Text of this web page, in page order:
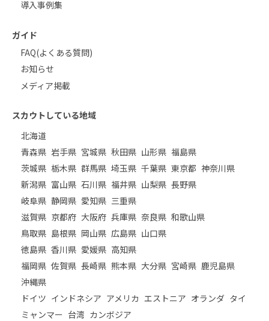
導入事例集
ガイド
FAQ(よくある質問)
お知らせ
メディア掲載
スカウトしている地域
北海道
青森県 岩手県 宮城県 秋田県 山形県 福島県
茨城県 栃木県 群馬県 埼玉県 千葉県 東京都 神奈川県
新潟県 富山県 石川県 福井県 山梨県 長野県
岐阜県 静岡県 愛知県 三重県
滋賀県 京都府 大阪府 兵庫県 奈良県 和歌山県
鳥取県 島根県 岡山県 広島県 山口県
徳島県 香川県 愛媛県 高知県
福岡県 佐賀県 長崎県 熊本県 大分県 宮崎県 鹿児島県
沖縄県
ドイツ インドネシア アメリカ エストニア オランダ タイ
ミャンマー 台湾 カンボジア